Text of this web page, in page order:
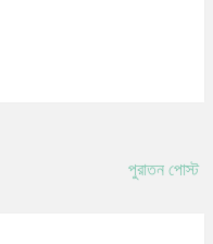
পুরাতন পোস্ট